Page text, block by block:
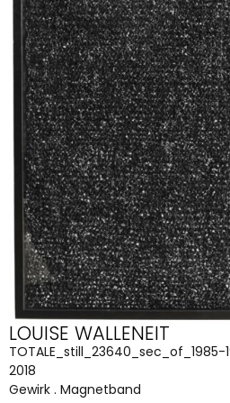
LOUISE WALLENEIT
TOTALE_still_23640_sec_of_1985-
2018
Gewirk . Magnetband